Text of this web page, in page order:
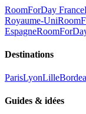
RoomForDay France
Royaume-Uni
Espagne
Destinations
ParisLyonLille
Guides & idées